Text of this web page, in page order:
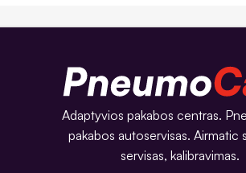
Adaptyvios pakabos centras.
pakabos autoservisas. Airmatic
servisas, kalibravimas.